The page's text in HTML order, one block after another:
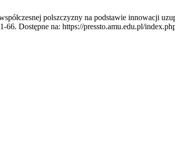
polszczyzny na podstawie innowacji
66. Dostępne na: https://pressto.amu.edu.pl/